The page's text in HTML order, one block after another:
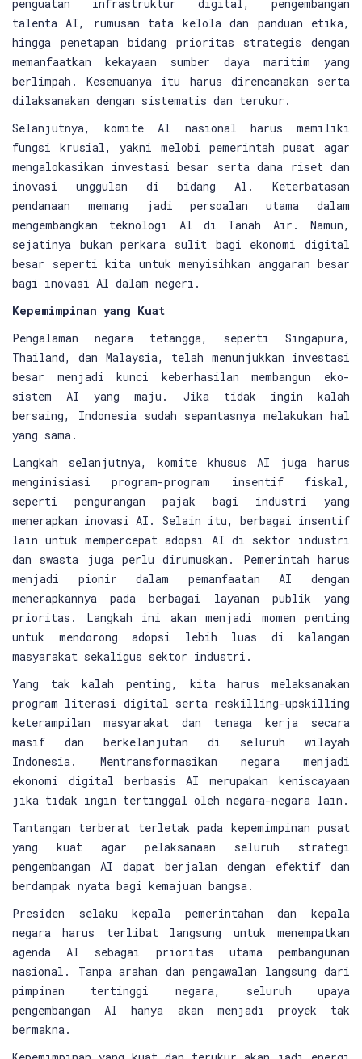
penguatan infrastruktur digital, pengembangan
talenta AI, rumusan tata kelola dan panduan etika,
hingga penetapan bidang prioritas strategis dengan
memanfaatkan kekayaan sumber daya maritim yang
berlimpah. Kesemuanya itu harus direncanakan serta
dilaksanakan dengan sistematis dan terukur.
Selanjutnya, komite Al nasional harus memiliki
fungsi krusial, yakni melobi pemerintah pusat agar
mengalokasikan investasi besar serta dana riset dan
inovasi unggulan di bidang Al. Keterbatasan
pendanaan memang jadi persoalan utama dalam
mengembangkan teknologi Al di Tanah Air. Namun,
sejatinya bukan perkara sulit bagi ekonomi digital
besar seperti kita untuk menyisihkan anggaran besar
bagi inovasi AI dalam negeri.
Kepemimpinan yang Kuat
Pengalaman negara tetangga, seperti Singapura,
Thailand, dan Malaysia, telah menunjukkan investasi
besar menjadi kunci keberhasilan membangun eko-
sistem AI yang maju. Jika tidak ingin kalah
bersaing, Indonesia sudah sepantasnya melakukan hal
yang sama.
Langkah selanjutnya, komite khusus AI juga harus
menginisiasi program-program insentif fiskal,
seperti pengurangan pajak bagi industri yang
menerapkan inovasi AI. Selain itu, berbagai insentif
lain untuk mempercepat adopsi AI di sektor industri
dan swasta juga perlu dirumuskan. Pemerintah harus
menjadi pionir dalam pemanfaatan AI dengan
menerapkannya pada berbagai layanan publik yang
prioritas. Langkah ini akan menjadi momen penting
untuk mendorong adopsi lebih luas di kalangan
masyarakat sekaligus sektor industri.
Yang tak kalah penting, kita harus melaksanakan
program literasi digital serta reskilling-upskilling
keterampilan masyarakat dan tenaga kerja secara
masif dan berkelanjutan di seluruh wilayah
Indonesia. Mentransformasikan negara menjadi
ekonomi digital berbasis AI merupakan keniscayaan
jika tidak ingin tertinggal oleh negara-negara lain.
Tantangan terberat terletak pada kepemimpinan pusat
yang kuat agar pelaksanaan seluruh strategi
pengembangan AI dapat berjalan dengan efektif dan
berdampak nyata bagi kemajuan bangsa.
Presiden selaku kepala pemerintahan dan kepala
negara harus terlibat langsung untuk menempatkan
agenda AI sebagai prioritas utama pembangunan
nasional. Tanpa arahan dan pengawalan langsung dari
pimpinan tertinggi negara, seluruh upaya
pengembangan AI hanya akan menjadi proyek tak
bermakna.